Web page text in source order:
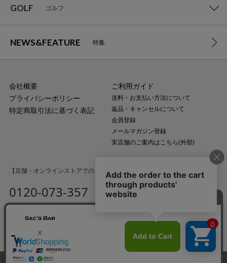
GOLF ゴルフ
NEWS&FEATURE 特集
会社概要
プライバシーポリシー
特定商取引法に基づく表記
ご利用ガイド
送料・お支払い方法について
返品・キャンセルについて
会員登録
メールマガジン登録
実店舗のご案内はこちら(外部)
【店舗・オンラインストアでのご購入に関するお問い合わせ】
0120-073-357 MAIL
（土・日・祝日・年末年始を除く）